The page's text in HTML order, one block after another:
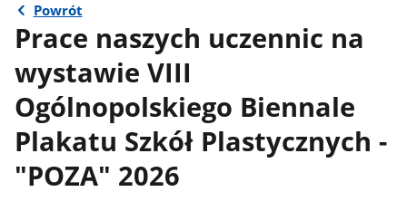
Powrót
Prace naszych uczennic na
wystawie VIII
Ogólnopolskiego Biennale
Plakatu Szkół Plastycznych -
"POZA" 2026